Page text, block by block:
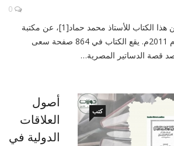
0
صدرت الطبعة الأولى من هذا الكتاب للأستاذ محمد حماد[1]، عن مكتبة
جزيرة الورد بالقاهرة عام 2011م. يقع الكتاب في 864 صفحة سعى
قصة الدساتير المصرية…
كتب
أصول
العلاقات
الدولية في